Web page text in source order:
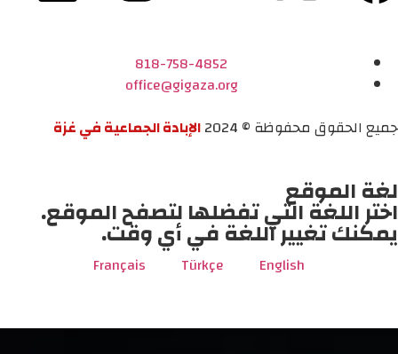
818-758-4852
office@gigaza.org
جميع الحقوق محفوظة © 2024
الإبادة الجماعية في غزة
لغة الموقع
اختر اللغة التي تفضلها لتصفح الموقع.
يمكنك تغيير اللغة في أي وقت.
English
Türkçe
Français